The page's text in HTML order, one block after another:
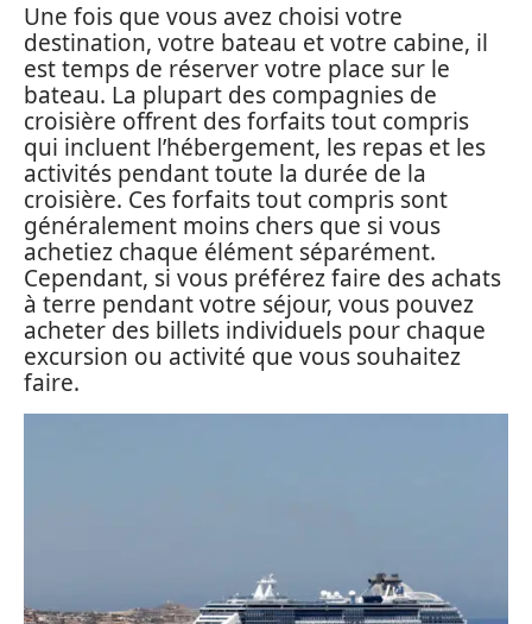
Une fois que vous avez choisi votre
destination, votre bateau et votre cabine, il
est temps de réserver votre place sur le
bateau. La plupart des compagnies de
croisière offrent des forfaits tout compris
qui incluent l’hébergement, les repas et les
activités pendant toute la durée de la
croisière. Ces forfaits tout compris sont
généralement moins chers que si vous
achetiez chaque élément séparément.
Cependant, si vous préférez faire des achats
à terre pendant votre séjour, vous pouvez
acheter des billets individuels pour chaque
excursion ou activité que vous souhaitez
faire.